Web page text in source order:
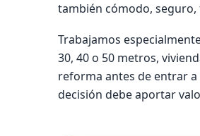
también cómodo,
Trabajamos
30, 40 o 50 metros,
reforma antes de entrar
decisión debe aportar